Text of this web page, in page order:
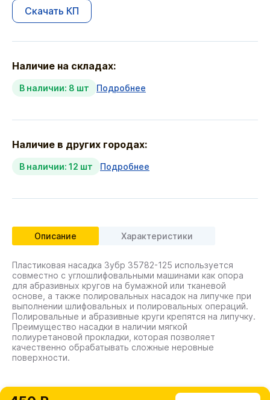
Скачать КП
Наличие на складах:
В наличии: 8 шт Подробнее
Наличие в других городах:
В наличии: 12 шт Подробнее
Описание Характеристики
Пластиковая насадка Зубр 35782-125 используется
совместно с углошлифовальными машинами как опора
для абразивных кругов на бумажной или тканевой
основе, а также полировальных насадок на липучке при
выполнении шлифовальных и полировальных операций.
Полировальные и абразивные круги крепятся на липучку.
Преимущество насадки в наличии мягкой
полиуретановой прокладки, которая позволяет
качественно обрабатывать сложные неровные
поверхности.